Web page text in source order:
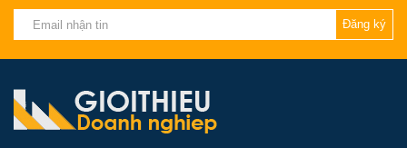
Đăng ký